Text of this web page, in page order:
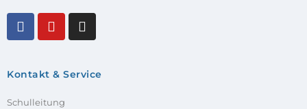
Kontakt & Service
Schulleitung